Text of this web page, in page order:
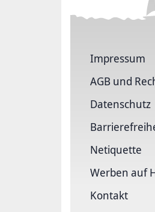
Impressum
AGB und
Datenschutz
Netiquette
Werben auf
Kontakt